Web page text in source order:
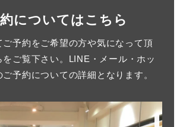
についてはこちら
ご予約をご希望の方や気になって頂
をご覧下さい。LINE・メール・ホッ
ご予約についての詳細となります。
ご予約について